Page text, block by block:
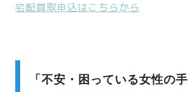
宅配買取申込はこちらから
「不安・困っている女性の